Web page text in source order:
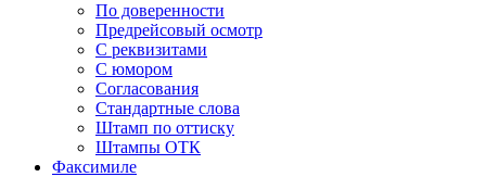
По доверенности
Предрейсовый осмотр
С реквизитами
С юмором
Согласования
Стандартные слова
Штамп по оттиску
Штампы ОТК
Факсимиле